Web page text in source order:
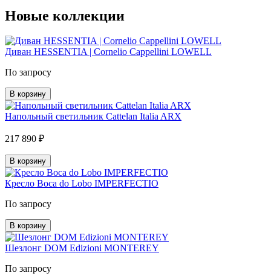
Новые коллекции
Диван HESSENTIA | Cornelio Cappellini LOWELL
По запросу
В корзину
Напольный светильник Cattelan Italia ARX
217 890 ₽
В корзину
Кресло Boca do Lobo IMPERFECTIO
По запросу
В корзину
Шезлонг DOM Edizioni MONTEREY
По запросу